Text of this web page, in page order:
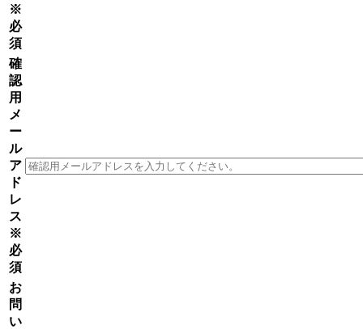
※
必
須
確
認
用
メ
ー
ル
ア
ド
レ
ス
※
必
須
お
問
い